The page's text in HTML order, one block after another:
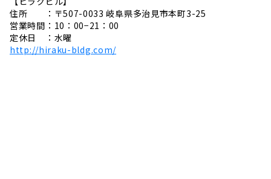
住所 ：〒507-0033 岐阜県多治見市本町3-25
営業時間：10：00−21：00
定休日 ：水曜
http://hiraku-bldg.com/